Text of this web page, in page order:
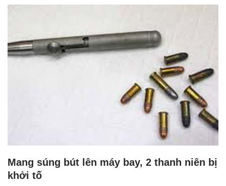
Mang súng bút lên máy bay, 2 thanh niên bị
khởi tố